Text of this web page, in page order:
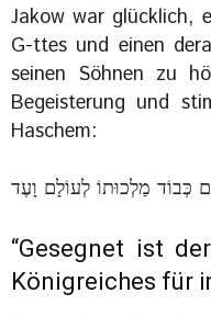
Jakow war glücklich,
G-ttes und einen
seinen Söhnen zu
Begeisterung und
Haschem:
כְּבוֹד מַלְכוּתוֹ לְעוֹלָם וָעֶד
“Gesegnet ist
Königreiches für